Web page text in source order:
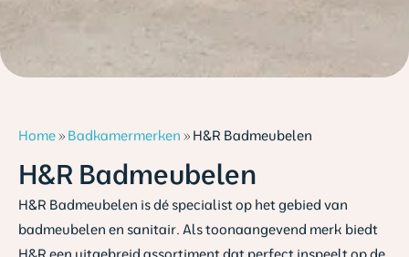
Home» Badkamermerken » H&R Badmeubelen
H&R Badmeubelen
H&R Badmeubelen is dé specialist op het gebied van
badmeubelen en sanitair. Als toonaangevend merk biedt
H&R een uitgebreid assortiment dat perfect inspeelt op de